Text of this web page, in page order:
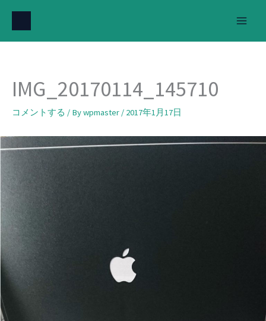
を
IMG_20170114_145710
コメントする / Bywpmaster / 2017年1月17日